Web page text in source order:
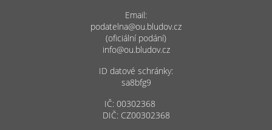
Email:
podatelna@ou.bludov.cz
(oficiální podání)
info@ou.bludov.cz
ID datové schránky:
sa8bfg9
IČ: 00302368
DIČ: CZ00302368